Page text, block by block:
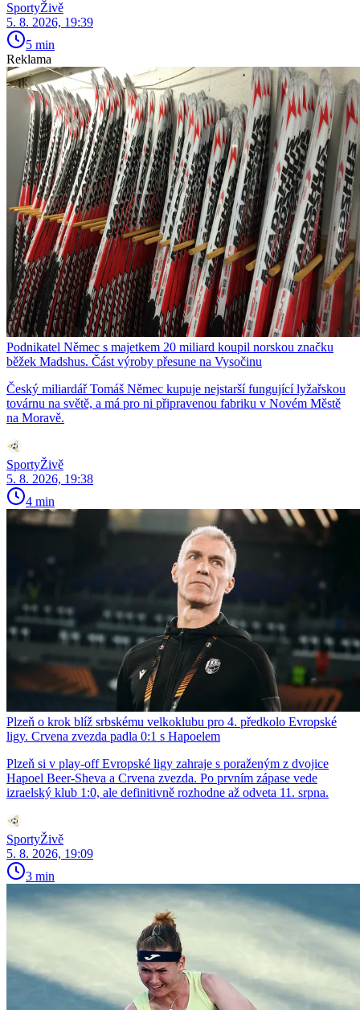
SportyŽivě
5. 8. 2026, 19:39
5 min
Reklama
Podnikatel Němec s majetkem 20 miliard koupil norskou značku
běžek Madshus. Část výroby přesune na Vysočinu
Český miliardář Tomáš Němec kupuje nejstarší fungující lyžařskou
továrnu na světě, a má pro ni připravenou fabriku v Novém Městě
na Moravě.
SportyŽivě
5. 8. 2026, 19:38
4 min
Plzeň o krok blíž srbskému velkoklubu pro 4. předkolo Evropské
ligy. Crvena zvezda padla 0:1 s Hapoelem
Plzeň si v play-off Evropské ligy zahraje s poraženým z dvojice
Hapoel Beer-Sheva a Crvena zvezda. Po prvním zápase vede
izraelský klub 1:0, ale definitivně rozhodne až odveta 11. srpna.
SportyŽivě
5. 8. 2026, 19:09
3 min